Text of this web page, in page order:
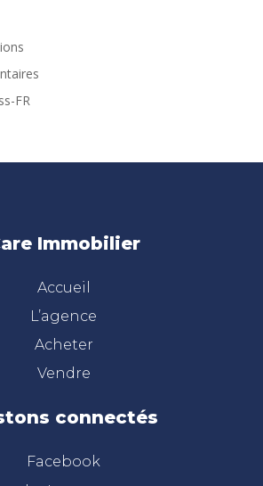
FR
Immobilier
Accueil
L’agence
Acheter
Vendre
connectés
Facebook